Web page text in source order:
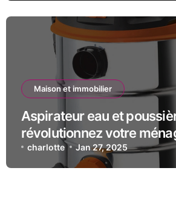
Maison et immobilier
Aspirateur eau et
révolutionnez votre
du temps !
charlotte Jan 27, 2025